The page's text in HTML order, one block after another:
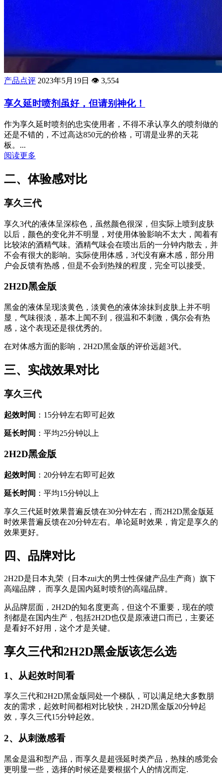
产品点评 2023年5月19日 👁️ 3,554
享久延时喷剂虽好，但请别神化！
作为享久延时喷剂的忠实使用者，不得不承认享久的喷剂做的
还是不错的，不过高达850元的价格，可谓是业界的天花
板。...
阅读更多
二、体验感对比
享久三代
享久3代的液体呈深棕色，虽然颜色很深，但实际上喷到皮肤
以后，颜色的变化并不明显，对使用体验影响不太大，闻着有
比较浓的酒精气味。酒精气味会在喷出后的一分钟内散去，并
不会有很大的影响。实际使用体感，3代没有麻木感，部分用
户会反馈有热感，但是不会到热辣的程度，完全可以接受。
2H2D黑金版
黑金的液体呈现淡黄色，淡黄色的液体涂抹到皮肤上并不明
显，气味很淡，基本上闻不到，很温和不刺激，偶尔会有热
感，这个表现还是很优秀的。
在对体感方面的影响，2H2D黑金版的评价远超3代。
三、实战效果对比
享久三代
起效时间 ：15分钟左右即可起效
延长时间 ：平均25分钟以上
2H2D黑金版
起效时间 ：20分钟左右即可起效
延长时间 ：平均15分钟以上
享久三代延时效果普遍反馈在30分钟左右，而2H2D黑金版延
时效果普遍反馈在20分钟左右。单论延时效果，肯定是享久的
效果更好。
四、品牌对比
2H2D是日本丸荣（日本zui大的男士性保健产品生产商）旗下
高端品牌， 而享久是国内延时喷剂的高端品牌。
从品牌层面，2H2D的知名度更高，但这个不重要，现在的喷
剂都是在国内生产，包括2H2D也仅是原液进口而已，主要还
是看好不好用，这个才是关键。
享久三代和2H2D黑金版该怎么选
1、从起效时间看
享久三代和2H2D黑金版同处一个梯队，可以满足绝大多数朋
友的需求，起效时间都相对比较快，2H2D黑金版20分钟起
效，享久三代15分钟起效。
2、从刺激感看
黑金是温和型产品，而享久是超强延时类产品，热辣的感觉会
更明显一些，选择的时候还是要根据个人的情况而定.